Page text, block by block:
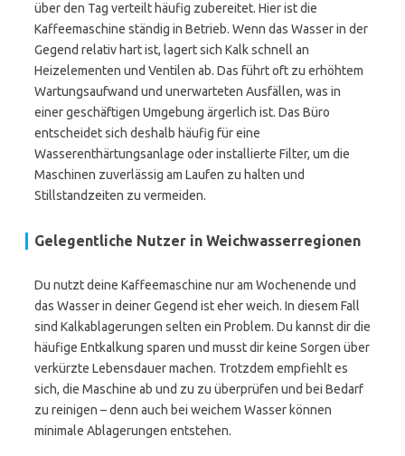
über den Tag verteilt häufig zubereitet. Hier ist die
Kaffeemaschine ständig in Betrieb. Wenn das Wasser in der
Gegend relativ hart ist, lagert sich Kalk schnell an
Heizelementen und Ventilen ab. Das führt oft zu erhöhtem
Wartungsaufwand und unerwarteten Ausfällen, was in
einer geschäftigen Umgebung ärgerlich ist. Das Büro
entscheidet sich deshalb häufig für eine
Wasserenthärtungsanlage oder installierte Filter, um die
Maschinen zuverlässig am Laufen zu halten und
Stillstandzeiten zu vermeiden.
Gelegentliche Nutzer in Weichwasserregionen
Du nutzt deine Kaffeemaschine nur am Wochenende und
das Wasser in deiner Gegend ist eher weich. In diesem Fall
sind Kalkablagerungen selten ein Problem. Du kannst dir die
häufige Entkalkung sparen und musst dir keine Sorgen über
verkürzte Lebensdauer machen. Trotzdem empfiehlt es
sich, die Maschine ab und zu zu überprüfen und bei Bedarf
zu reinigen – denn auch bei weichem Wasser können
minimale Ablagerungen entstehen.